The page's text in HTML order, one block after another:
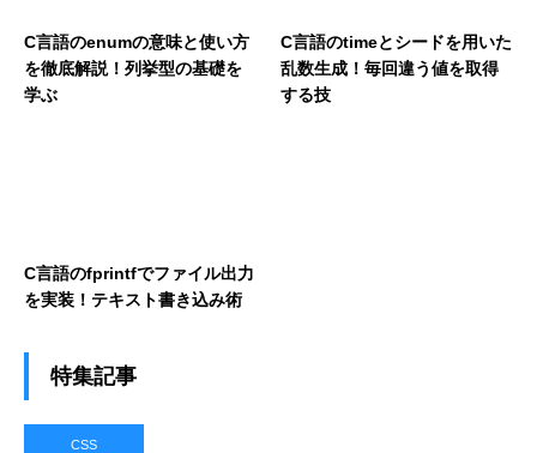
C言語のenumの意味と使い方
を徹底解説！列挙型の基礎を
学ぶ
C言語のtimeとシードを用いた
乱数生成！毎回違う値を取得
する技
C言語のfprintfでファイル出力
を実装！テキスト書き込み術
特集記事
CSS